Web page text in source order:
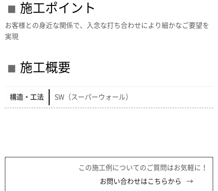
施工ポイント
お客様との身近な関係で、入念な打ち合わせにより細かなご要望を
実現
施工概要
構造・工法 SW（スーパーウォール）
この施工例についてのご質問はお気軽に！
お問い合わせはこちらから